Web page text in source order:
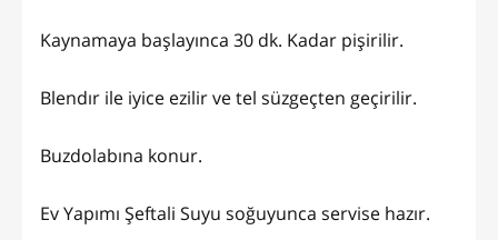
Kaynamaya başlayınca 30 dk. Kadar pişirilir.
Blendır ile iyice ezilir ve tel süzgeçten geçirilir.
Buzdolabına konur.
Ev Yapımı Şeftali Suyu soğuyunca servise hazır.